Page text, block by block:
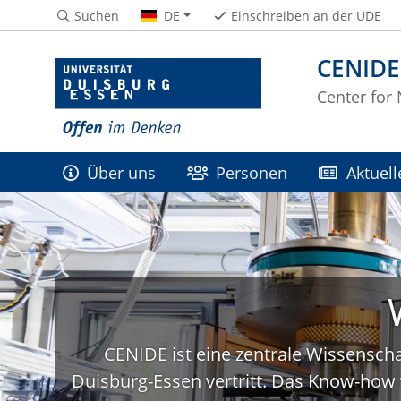
CENIDE
Center for
Suchen DE Einschreiben an der UDE
Über uns Personen
CENIDE ist eine zentrale
Duisburg-Essen vertritt. Das Know-